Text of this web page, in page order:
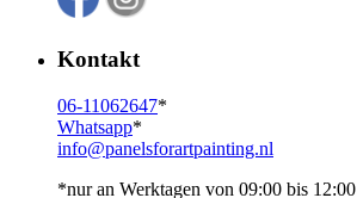
Kontakt
06-11062647*
Whatsapp*
info@panelsforartpainting.nl
*nur an Werktagen von 09:00 bis 12:00